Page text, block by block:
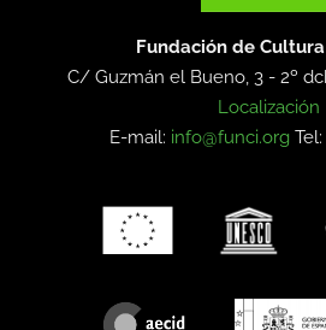
Fundación de
C/ Guzmán el Bueno, 3 - 2º
Localización
E-mail: info@funci.org